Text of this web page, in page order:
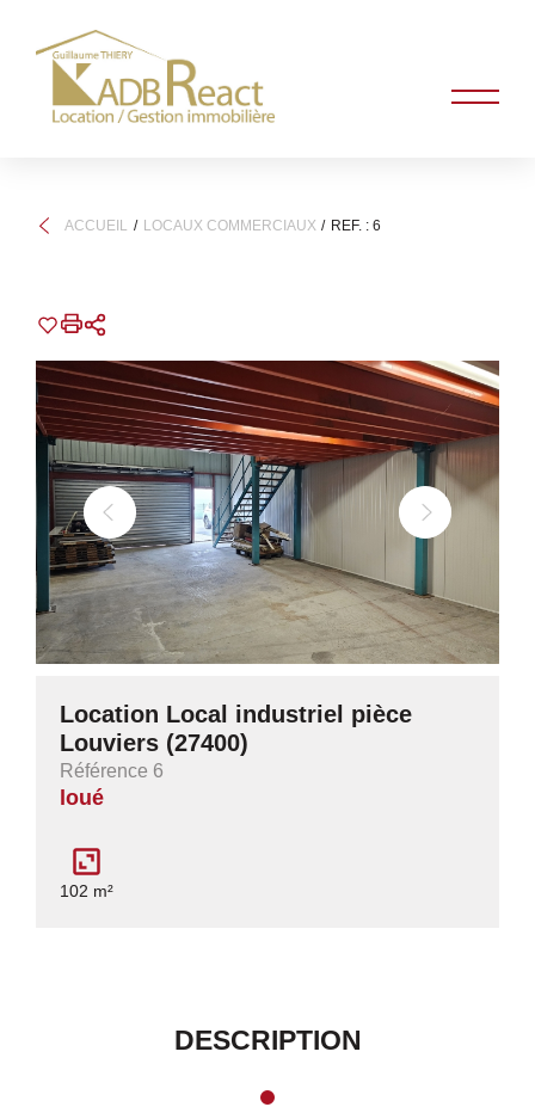
ACCUEIL LOCAUX COMMERCIAUX REF. : 6
Location Local industriel pièce
Louviers (27400)
Référence 6
loué
102 m²
DESCRIPTION